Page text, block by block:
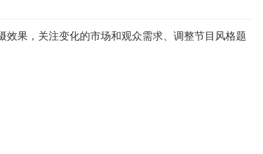
果，关注变化的市场和观众需求、调整节目风格题